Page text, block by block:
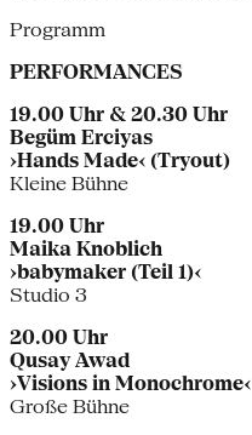
Programm
PERFORMANCES
19.00 Uhr & 20.30 Uhr
Begüm Erciyas
›Hands Made‹ (Tryout)
Kleine Bühne
19.00 Uhr
Maika Knoblich
›babymaker (Teil 1)‹
Studio 3
20.00 Uhr
Qusay Awad
›Visions in Monochrome‹
Große Bühne